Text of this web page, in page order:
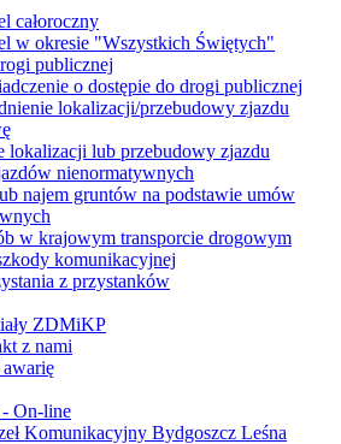
całoroczny
w okresie "Wszystkich Świętych"
publicznej
o dostępie do drogi publicznej
lokalizacji/przebudowy zjazdu
lokalizacji lub przebudowy zjazdu
nienormatywnych
najem gruntów na podstawie umów
w krajowym transporcie drogowym
komunikacyjnej
z przystanków
ZDMiKP
z nami
awarię
On-line
Komunikacyjny Bydgoszcz Leśna